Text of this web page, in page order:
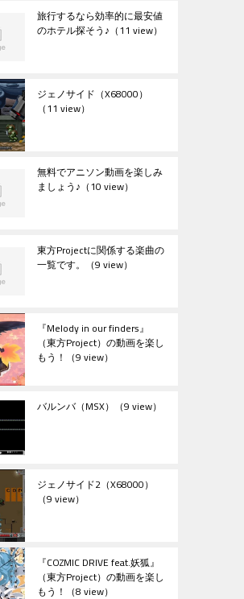
旅行するなら効率的に最安値
のホテル探そう♪ （11 view）
ジェノサイド（X68000）
（11 view）
無料でアニソン動画を楽しみ
ましょう♪ （10 view）
東方Projectに関係する楽曲の
一覧です。 （9 view）
『Melody in our finders』
（東方Project）の動画を楽し
もう！ （9 view）
バルンバ（MSX） （9 view）
ジェノサイド2（X68000）
（9 view）
『COZMIC DRIVE feat.妖狐』
（東方Project）の動画を楽し
もう！ （8 view）